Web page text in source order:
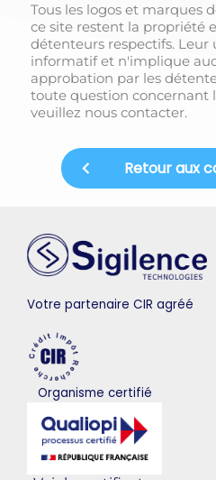
Tous les logos et marques
ce site restent la propriété
détenteurs respectifs.
informatif et n'implique
approbation par les
toute question concernant
veuillez nous contacter.
Retour aux
Votre partenaire CIR agréé
Organisme certifié